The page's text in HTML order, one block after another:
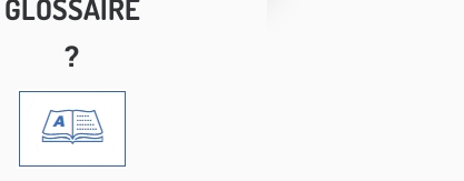
GLOSSAIRE
?